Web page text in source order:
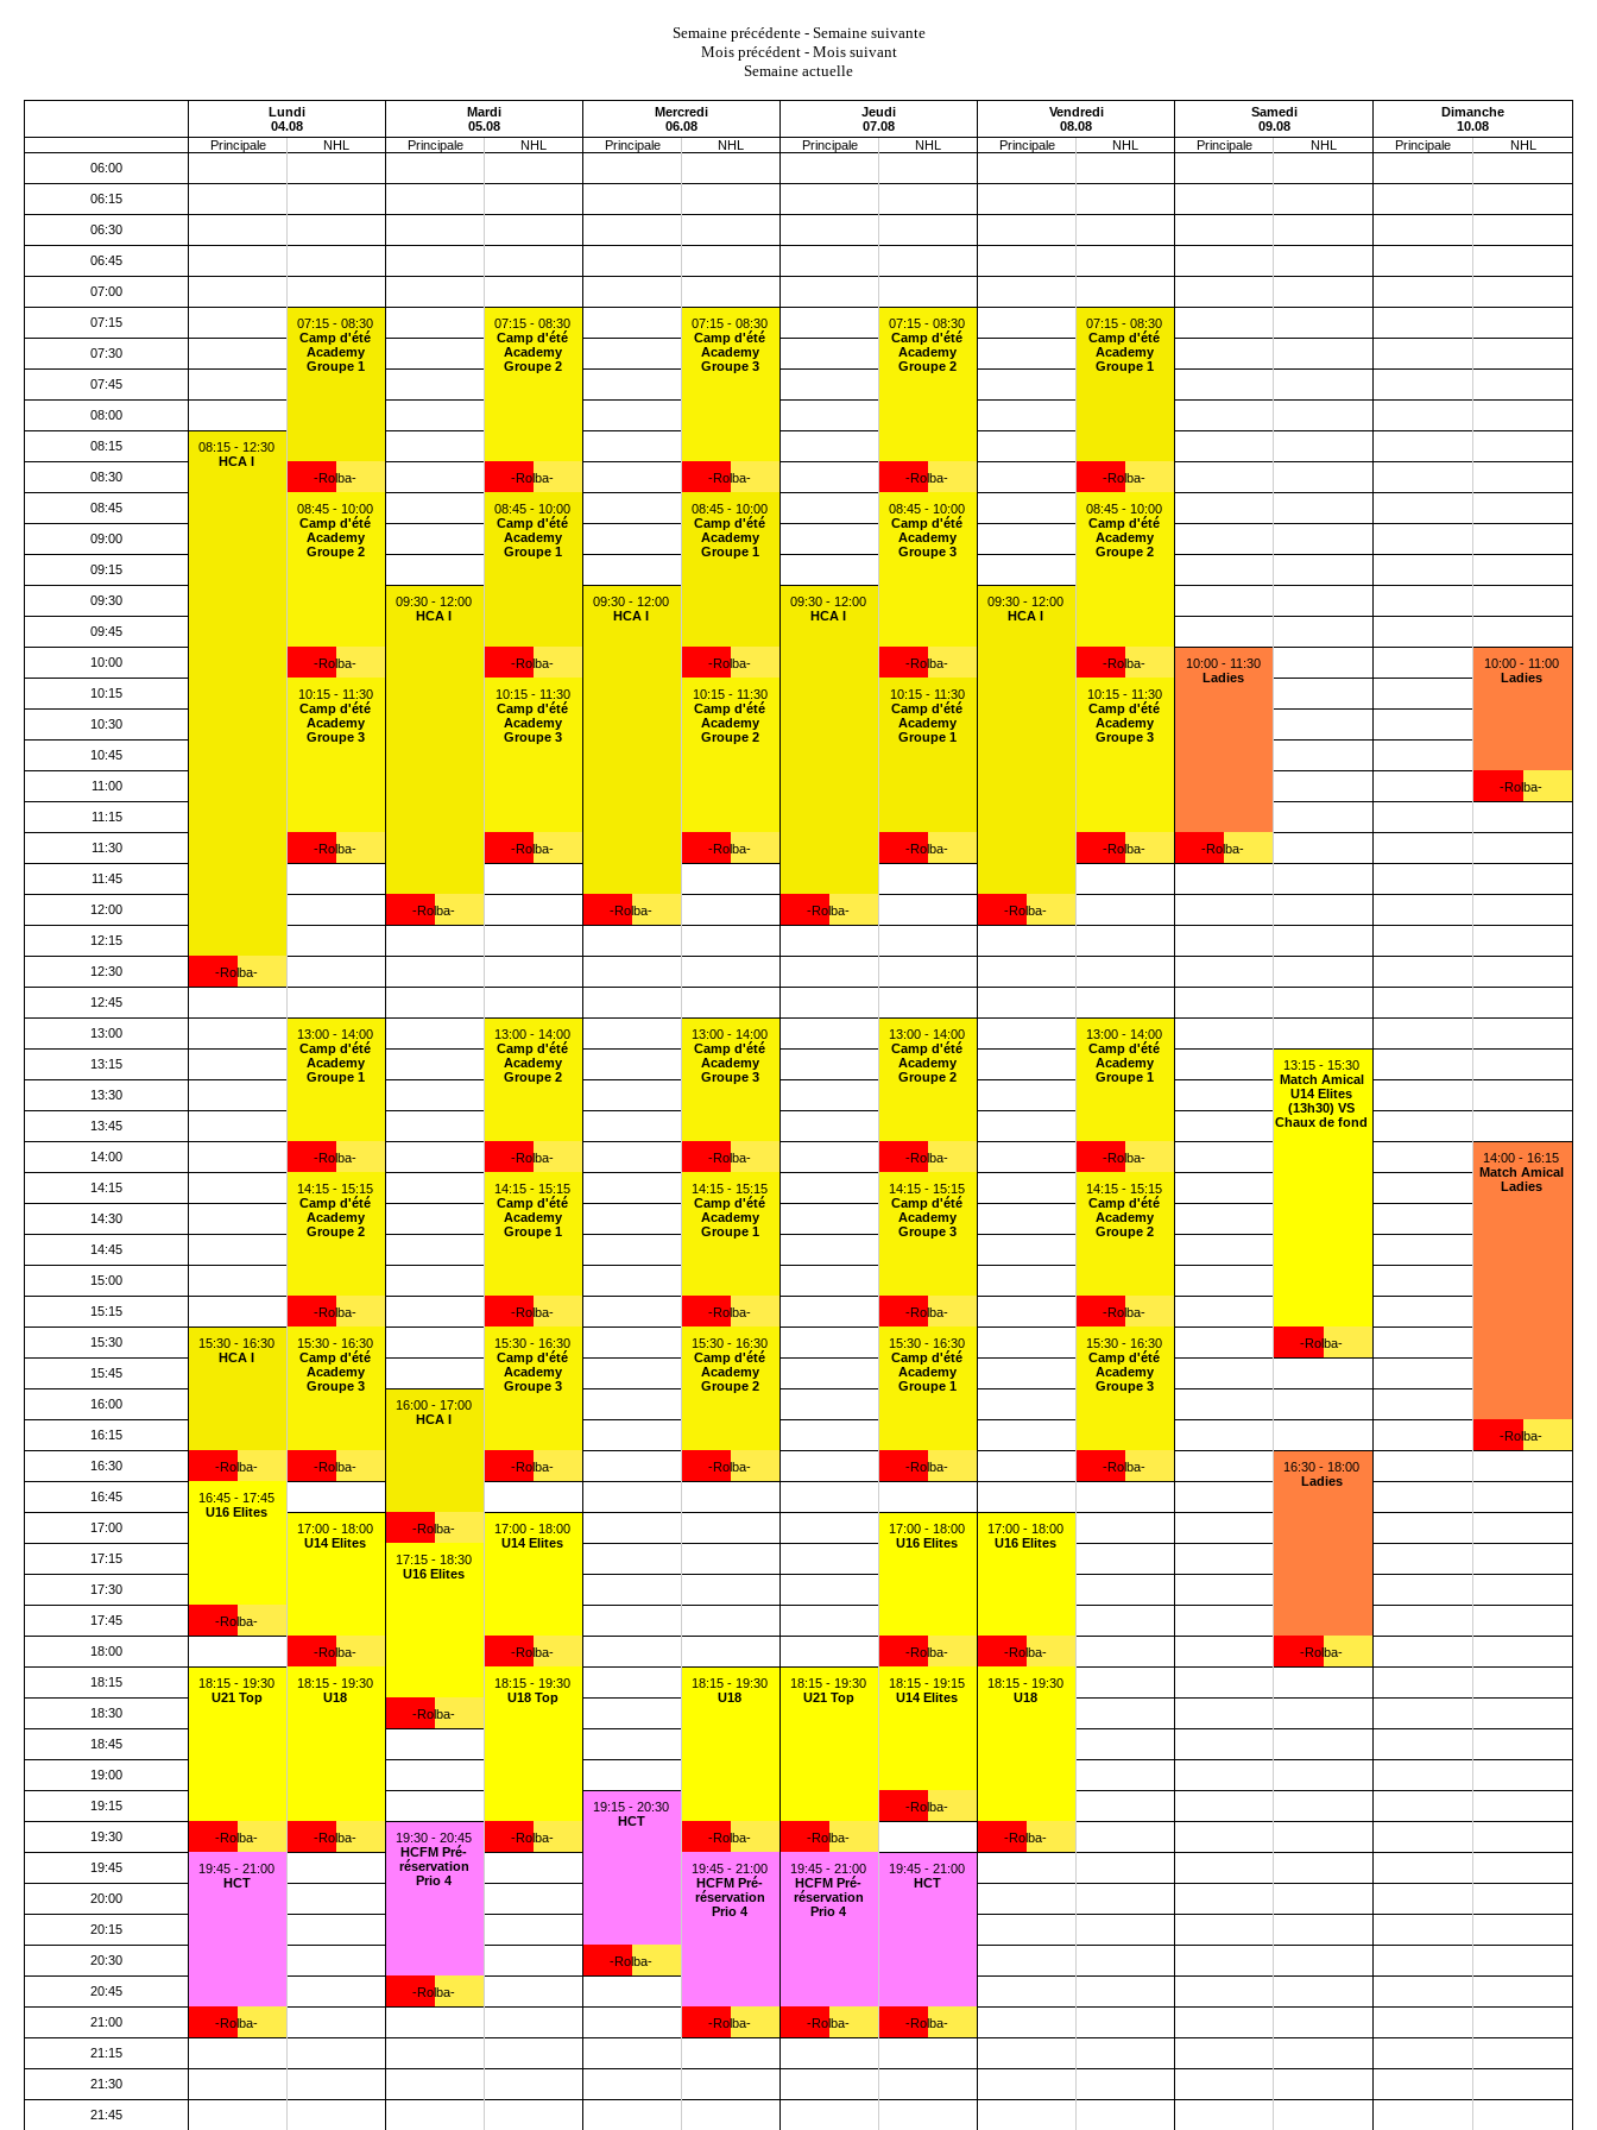
Semaine précédente- Semaine suivante
Mois précédent- Mois suivant
Semaine actuelle
Lundi
04.08
Mardi
05.08
Mercredi
06.08
Jeudi
07.08
Vendredi
08.08
Samedi
09.08
Dimanche
10.08
Principale
NHL Principale NHL Principale NHL Principale NHL Principale NHL Principale NHL Principale
NHL
06:00
06:15
06:30
06:45
07:00
07:15
07:15 - 08:30
Camp d'été
Academy
Groupe 1
07:15 - 08:30
Camp d'été
Academy
Groupe 2
07:15 - 08:30
Camp d'été
Academy
Groupe 3
07:15 - 08:30
Camp d'été
Academy
Groupe 2
07:15 - 08:30
Camp d'été
Academy
Groupe 1
07:30
07:45
08:00
08:15
08:15 - 12:30
HCA I
08:30
-Rolba- -Rolba- -Rolba- -Rolba- -Rolba-
08:45
08:45 - 10:00
Camp d'été
Academy
Groupe 2
08:45 - 10:00
Camp d'été
Academy
Groupe 1
08:45 - 10:00
Camp d'été
Academy
Groupe 1
08:45 - 10:00
Camp d'été
Academy
Groupe 3
08:45 - 10:00
Camp d'été
Academy
Groupe 2
09:00
09:15
09:30
09:30 - 12:00
HCA I
09:30 - 12:00
HCA I
09:30 - 12:00
HCA I
09:30 - 12:00
HCA I
09:45
10:00 -Rolba- -Rolba- -Rolba- -Rolba- -Rolba-
10:00 - 11:30
Ladies
10:00 - 11:00
Ladies
10:15
10:15 - 11:30
Camp d'été
Academy
Groupe 3
10:15 - 11:30
Camp d'été
Academy
Groupe 3
10:15 - 11:30
Camp d'été
Academy
Groupe 2
10:15 - 11:30
Camp d'été
Academy
Groupe 1
10:15 - 11:30
Camp d'été
Academy
Groupe 3
10:30
10:45
11:00 -Rolba-
11:15
11:30 -Rolba- -Rolba- -Rolba- -Rolba- -Rolba- -Rolba-
11:45
12:00 -Rolba- -Rolba- -Rolba- -Rolba-
12:15
12:30 -Rolba-
12:45
13:00
13:00 - 14:00
Camp d'été
Academy
Groupe 1
13:00 - 14:00
Camp d'été
Academy
Groupe 2
13:00 - 14:00
Camp d'été
Academy
Groupe 3
13:00 - 14:00
Camp d'été
Academy
Groupe 2
13:00 - 14:00
Camp d'été
Academy
Groupe 1
13:15
13:15 - 15:30
Match Amical
U14 Elites
(13h30) VS
Chaux de fond
13:30
13:45
14:00 -Rolba- -Rolba- -Rolba- -Rolba- -Rolba-
14:00 - 16:15
Match Amical
Ladies
14:15
14:15 - 15:15
Camp d'été
Academy
Groupe 2
14:15 - 15:15
Camp d'été
Academy
Groupe 1
14:15 - 15:15
Camp d'été
Academy
Groupe 1
14:15 - 15:15
Camp d'été
Academy
Groupe 3
14:15 - 15:15
Camp d'été
Academy
Groupe 2
14:30
14:45
15:00
15:15 -Rolba- -Rolba- -Rolba- -Rolba- -Rolba-
15:30
15:30 - 16:30
HCA I
15:30 - 16:30
Camp d'été
Academy
Groupe 3
15:30 - 16:30
Camp d'été
Academy
Groupe 3
15:30 - 16:30
Camp d'été
Academy
Groupe 2
15:30 - 16:30
Camp d'été
Academy
Groupe 1
15:30 - 16:30
Camp d'été
Academy
Groupe 3
-Rolba-
15:45
16:00
16:00 - 17:00
HCA I
16:15
-Rolba-
16:30 -Rolba- -Rolba- -Rolba- -Rolba- -Rolba- -Rolba-
16:30 - 18:00
Ladies
16:45
16:45 - 17:45
U16 Elites
17:00
17:00 - 18:00
U14 Elites
-Rolba-
17:00 - 18:00
U14 Elites
17:00 - 18:00
U16 Elites
17:00 - 18:00
U16 Elites
17:15
17:15 - 18:30
U16 Elites
17:30
17:45 -Rolba-
18:00 -Rolba- -Rolba- -Rolba- -Rolba- -Rolba-
18:15
18:15 - 19:30
U21 Top
18:15 - 19:30
U18
18:15 - 19:30
U18 Top
18:15 - 19:30
U18
18:15 - 19:30
U21 Top
18:15 - 19:15
U14 Elites
18:15 - 19:30
U18
18:30
-Rolba-
18:45
19:00
19:15
19:15 - 20:30
HCT
-Rolba-
19:30 -Rolba- -Rolba-
19:30 - 20:45
HCFM Pré-
réservation
Prio 4
-Rolba- -Rolba- -Rolba- -Rolba-
19:45
19:45 - 21:00
HCT
19:45 - 21:00
HCFM Pré-
réservation
Prio 4
19:45 - 21:00
HCFM Pré-
réservation
Prio 4
19:45 - 21:00
HCT
20:00
20:15
20:30 -Rolba-
20:45 -Rolba-
21:00 -Rolba- -Rolba- -Rolba- -Rolba-
21:15
21:30
21:45